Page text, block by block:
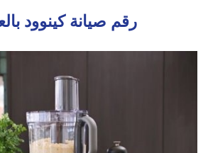
رقم صيانة كينوود